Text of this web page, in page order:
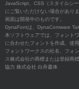
JavaScript、CSS（スタイルシ
にご覧いただけない場合があり
画面は開発中のものです。
DynaFontは、DynaComware
本ソフトウェアでは、フォント
に合わせたフォントを作成、使
フォントワークスの社名、フォ
ス株式会社の商標または登録商標
協力 株式会社 白舟書体